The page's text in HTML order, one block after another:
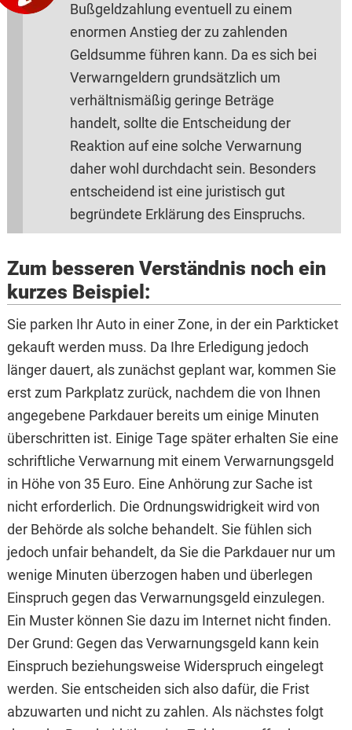
Bußgeldzahlung eventuell zu einem
enormen Anstieg der zu zahlenden
Geldsumme führen kann. Da es sich bei
Verwarngeldern grundsätzlich um
verhältnismäßig geringe Beträge
handelt, sollte die Entscheidung der
Reaktion auf eine solche Verwarnung
daher wohl durchdacht sein. Besonders
entscheidend ist eine juristisch gut
begründete Erklärung des Einspruchs.
Zum besseren Verständnis noch ein
kurzes Beispiel:
Sie parken Ihr Auto in einer Zone, in der ein Parkticket
gekauft werden muss. Da Ihre Erledigung jedoch
länger dauert, als zunächst geplant war, kommen Sie
erst zum Parkplatz zurück, nachdem die von Ihnen
angegebene Parkdauer bereits um einige Minuten
überschritten ist. Einige Tage später erhalten Sie eine
schriftliche Verwarnung mit einem Verwarnungsgeld
in Höhe von 35 Euro. Eine Anhörung zur Sache ist
nicht erforderlich. Die Ordnungswidrigkeit wird von
der Behörde als solche behandelt. Sie fühlen sich
jedoch unfair behandelt, da Sie die Parkdauer nur um
wenige Minuten überzogen haben und überlegen
Einspruch gegen das Verwarnungsgeld einzulegen.
Ein Muster können Sie dazu im Internet nicht finden.
Der Grund: Gegen das Verwarnungsgeld kann kein
Einspruch beziehungsweise Widerspruch eingelegt
werden. Sie entscheiden sich also dafür, die Frist
abzuwarten und nicht zu zahlen. Als nächstes folgt